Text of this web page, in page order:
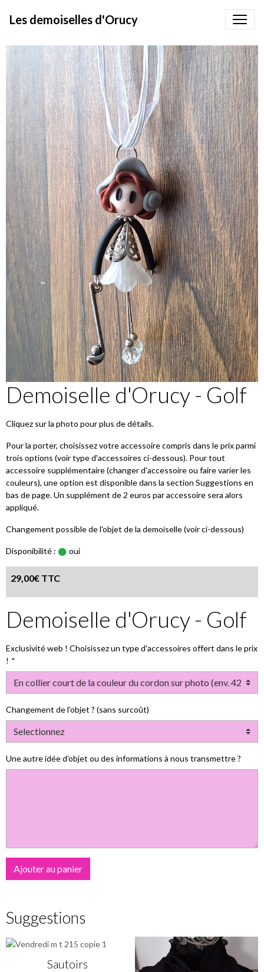
Les demoiselles d'Orucy
Demoiselle d'Orucy - Golf
Cliquez sur la photo pour plus de détails.
Pour la porter, choisissez votre accessoire compris dans le prix parmi
trois options (voir type d'accessoires ci-dessous). Pour tout
accessoire supplémentaire (changer d'accessoire ou faire varier les
couleurs), une option est disponible dans la section Suggestions en
bas de page. Un supplément de 2 euros par accessoire sera alors
appliqué.
Changement possible de l'objet de la demoiselle (voir ci-dessous)
Disponibilité : oui
29,00€ TTC
Demoiselle d'Orucy - Golf
Exclusivité web ! Choisissez un type d'accessoires offert dans le prix
!
Changement de l'objet ? (sans surcoût)
Une autre idée d'objet ou des informations à nous transmettre ?
Ajouter au panier
Suggestions
Sautoirs